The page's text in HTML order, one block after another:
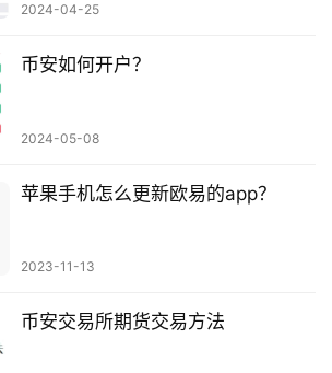
2024-04-25
币安如何开户？
2024-05-08
苹果手机怎么更新欧易的app？
2023-11-13
币安交易所期货交易方法